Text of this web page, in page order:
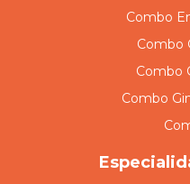
Combo
Combo
Combo
Combo